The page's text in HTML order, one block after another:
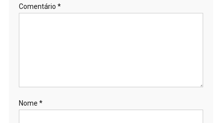
Comentário *
Nome *